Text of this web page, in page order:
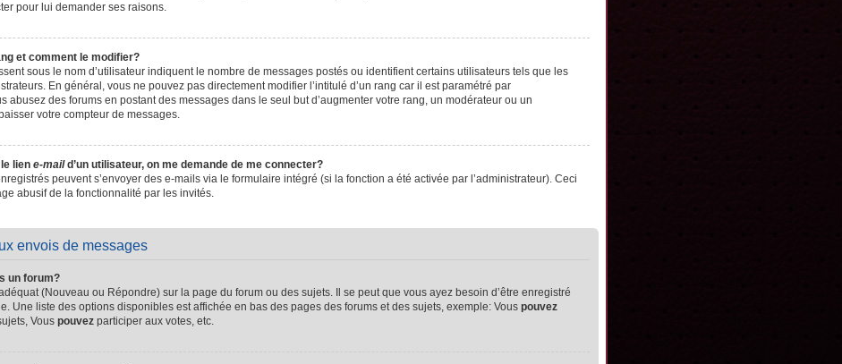
pour lui demander ses raisons.
et comment le modifier?
sous le nom d’utilisateur indiquent le nombre de messages postés ou identifient certains utilisateurs tels que les
En général, vous ne pouvez pas directement modifier l’intitulé d’un rang car il est paramétré par
abusez des forums en postant des messages dans le seul but d’augmenter votre rang, un modérateur ou un
votre compteur de messages.
lien e-maild’un utilisateur, on me demande de me connecter?
peuvent s’envoyer des e-mails via le formulaire intégré (si la fonction a été activée par l’administrateur). Ceci
abusif de la fonctionnalité par les invités.
envois de messages
un forum?
(Nouveau ou Répondre) sur la page du forum ou des sujets. Il se peut que vous ayez besoin d’être enregistré
Une liste des options disponibles est affichée en bas des pages des forums et des sujets, exemple: Vous pouvez
Vous pouvez participer aux votes, etc.